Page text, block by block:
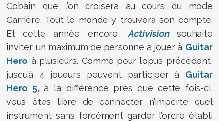
Cobain que l’on croisera au cours du mode
Carrière. Tout le monde y trouvera son compte.
Et cette année encore, Activisionsouhaite
inviter un maximum de personne à jouer à Guitar
Hero à plusieurs. Comme pour l’opus précédent,
jusqu’à 4 joueurs peuvent participer à Guitar
Hero 5, à la différence près que cette fois-ci,
vous êtes libre de connecter n’importe quel
instrument sans forcément garder l’ordre établi